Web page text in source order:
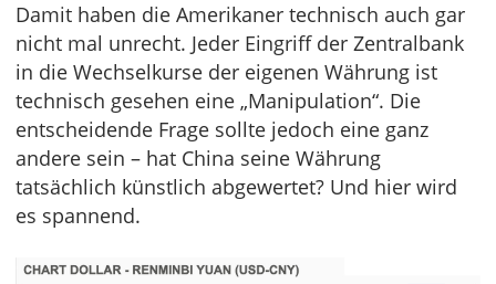
Damit haben die Amerikaner technisch auch gar
nicht mal unrecht. Jeder Eingriff der Zentralbank
in die Wechselkurse der eigenen Währung ist
technisch gesehen eine „Manipulation“. Die
entscheidende Frage sollte jedoch eine ganz
andere sein – hat China seine Währung
tatsächlich künstlich abgewertet? Und hier wird
es spannend.